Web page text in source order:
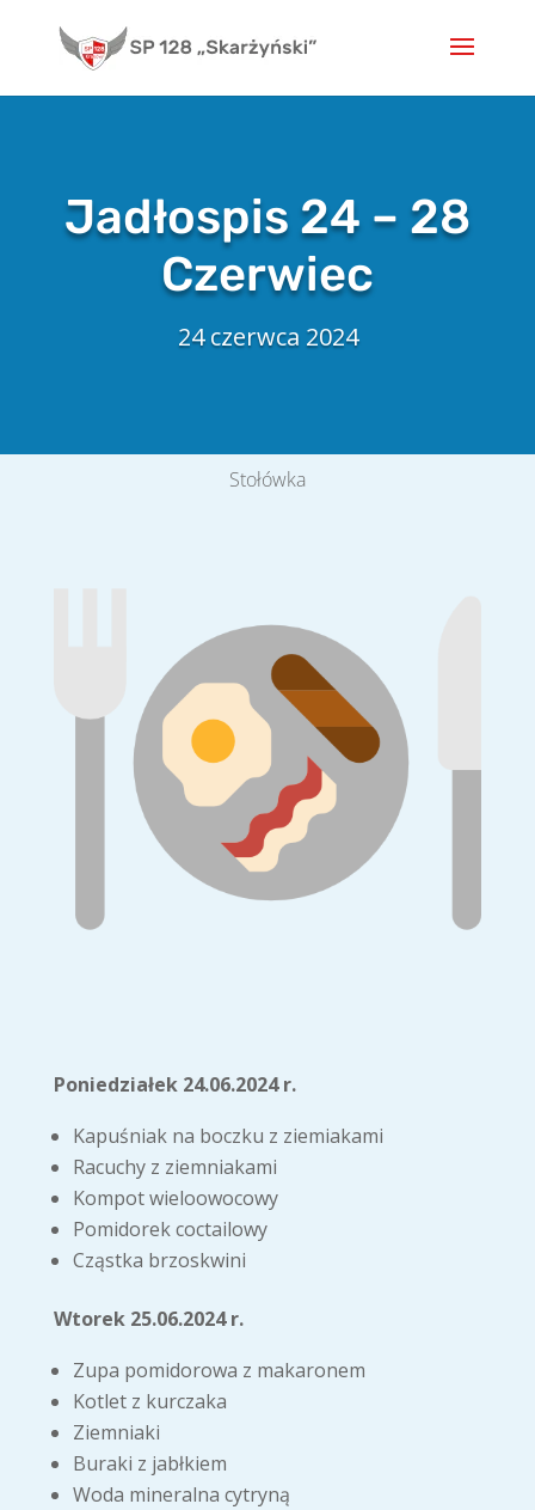
content
Jadłospis 24 – 28
Czerwiec
24 czerwca 2024
Stołówka
Poniedziałek 24.06.2024 r.
Kapuśniak na boczku z ziemiakami
Racuchy z ziemniakami
Kompot wieloowocowy
Pomidorek coctailowy
Cząstka brzoskwini
Wtorek 25.06.2024 r.
Zupa pomidorowa z makaronem
Kotlet z kurczaka
Ziemniaki
Buraki z jabłkiem
Woda mineralna cytryną